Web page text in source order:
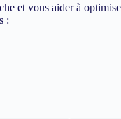
et vous aider à
: